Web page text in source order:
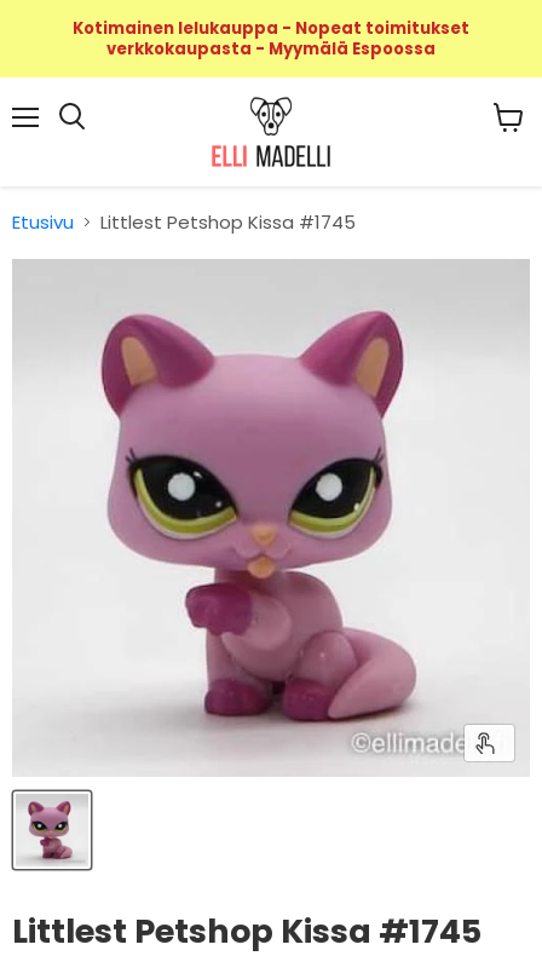
Kotimainen lelukauppa - Nopeat toimitukset
verkkokaupasta - Myymälä Espoossa
Etusivu Littlest Petshop Kissa #1745
Littlest Petshop Kissa #1745